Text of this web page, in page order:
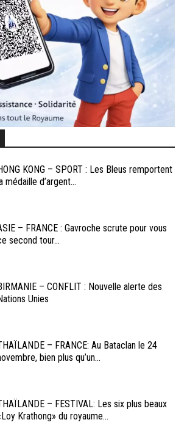
KONG – SPORT : Les Bleus remportent
médaille d’argent...
– FRANCE : Gavroche scrute pour vous
second tour...
– CONFLIT : Nouvelle alerte des
Unies
– FRANCE: Au Bataclan le 24
bien plus qu’un...
– FESTIVAL: Les six plus beaux
Krathong» du royaume...